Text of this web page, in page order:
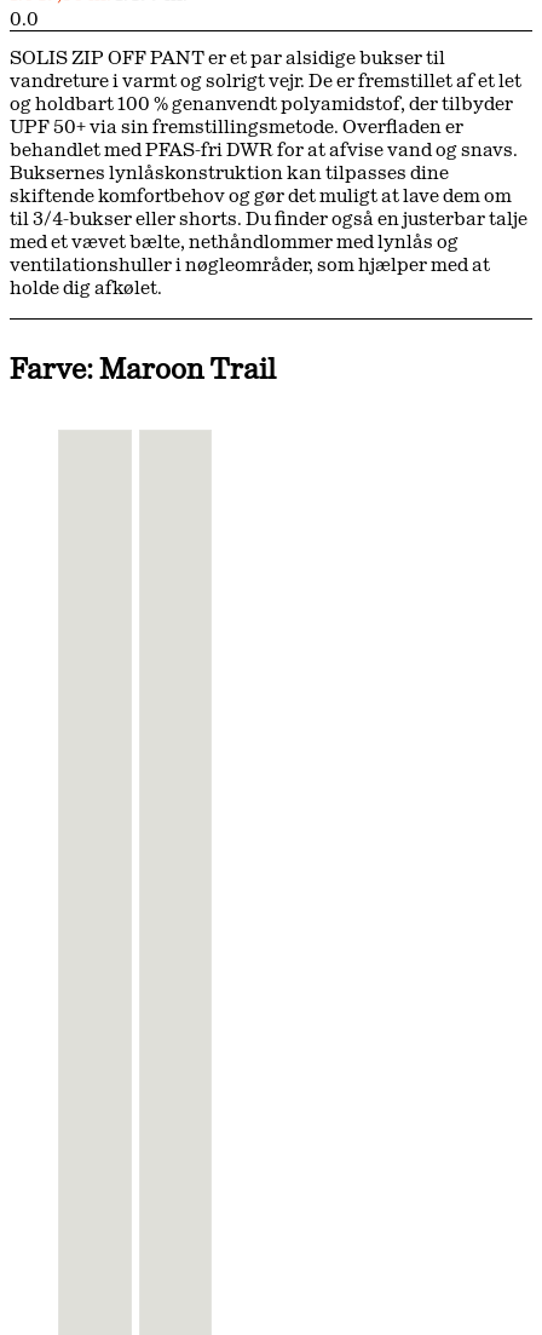
0.0
SOLIS ZIP OFF PANT er et par alsidige bukser til
vandreture i varmt og solrigt vejr. De er fremstillet af et let
og holdbart 100 % genanvendt polyamidstof, der tilbyder
UPF 50+ via sin fremstillingsmetode. Overfladen er
behandlet med PFAS-fri DWR for at afvise vand og snavs.
Buksernes lynlåskonstruktion kan tilpasses dine
skiftende komfortbehov og gør det muligt at lave dem om
til 3/4-bukser eller shorts. Du finder også en justerbar talje
med et vævet bælte, nethåndlommer med lynlås og
ventilationshuller i nøgleområder, som hjælper med at
holde dig afkølet.
Farve: Maroon Trail